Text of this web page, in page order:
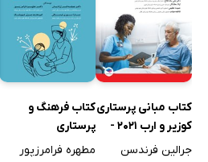
سیستم اسکلتی عضلانی
سیستم عصبی
پس از معاینه
منابع
منابع تحقیقی
کتاب مبانی پرستاری
کوزیر و ارب 2021 -
جلد نهم
جرالین فرندسن
کتاب فرهنگ و
پرستاری
مطهره فرامرزپور